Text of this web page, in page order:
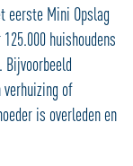
eerste Mini Opslag
huishoudens
of
is overleden en